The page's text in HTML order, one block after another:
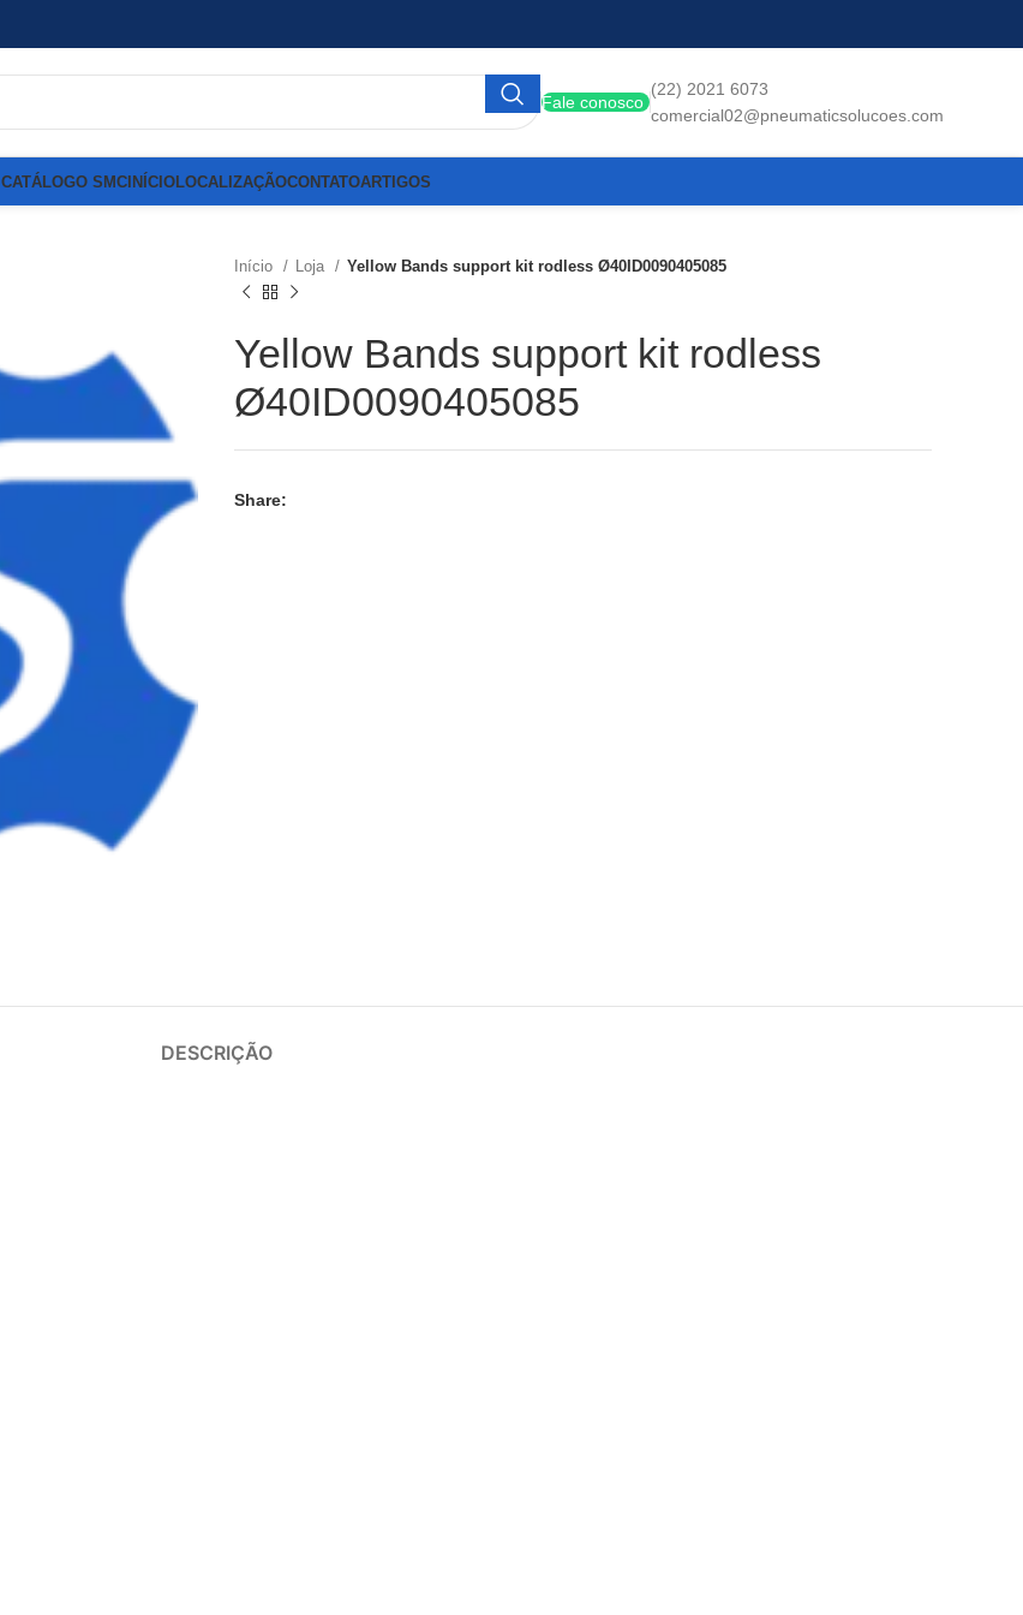
Fale conosco
(22) 2021 6073
comercial02@pneumaticsolucoes.com
CATÁLOGO SMCINÍCIOLOCALIZAÇÃOCONTATOARTIGOS
Início Loja Yellow Bands support kit rodless Ø40ID0090405085
Yellow Bands support kit rodless
Ø40ID0090405085
Share:
DESCRIÇÃO